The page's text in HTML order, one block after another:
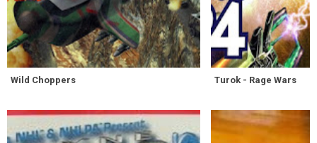
Wild Choppers Turok - Rage Wars